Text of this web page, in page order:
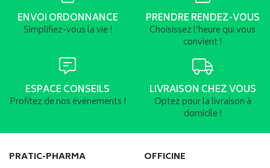
ENVOI ORDONNANCE
Simplifiez-vous la vie !
PRENDRE RENDEZ-VOUS
Choisissez l’heure qui vous
convient !
ESPACE CONSEILS
Profitez de nos événements !
LIVRAISON CHEZ VOUS
Optez pour la livraison à
domicile !
PRATIC-PHARMA OFFICINE